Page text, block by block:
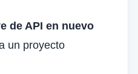
de API en nuevo
un proyecto